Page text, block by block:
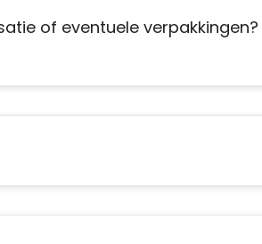
of eventuele verpakkingen?